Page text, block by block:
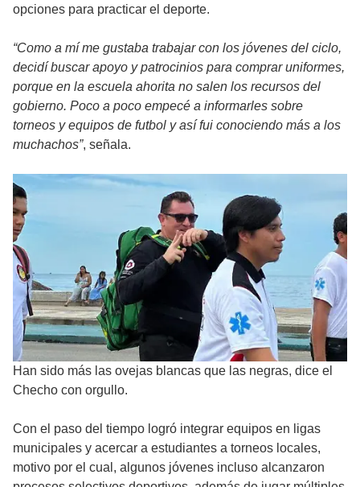
opciones para practicar el deporte.
“Como a mí me gustaba trabajar con los jóvenes del ciclo,
decidí buscar apoyo y patrocinios para comprar uniformes,
porque en la escuela ahorita no salen los recursos del
gobierno. Poco a poco empecé a informarles sobre
torneos y equipos de futbol y así fui conociendo más a los
muchachos”, señala.
Han sido más las ovejas blancas que las negras, dice el
Checho con orgullo.
Con el paso del tiempo logró integrar equipos en ligas
municipales y acercar a estudiantes a torneos locales,
motivo por el cual, algunos jóvenes incluso alcanzaron